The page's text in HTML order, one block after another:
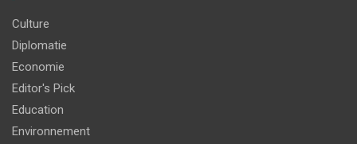
Culture
Diplomatie
Economie
Editor's Pick
Education
Environnement